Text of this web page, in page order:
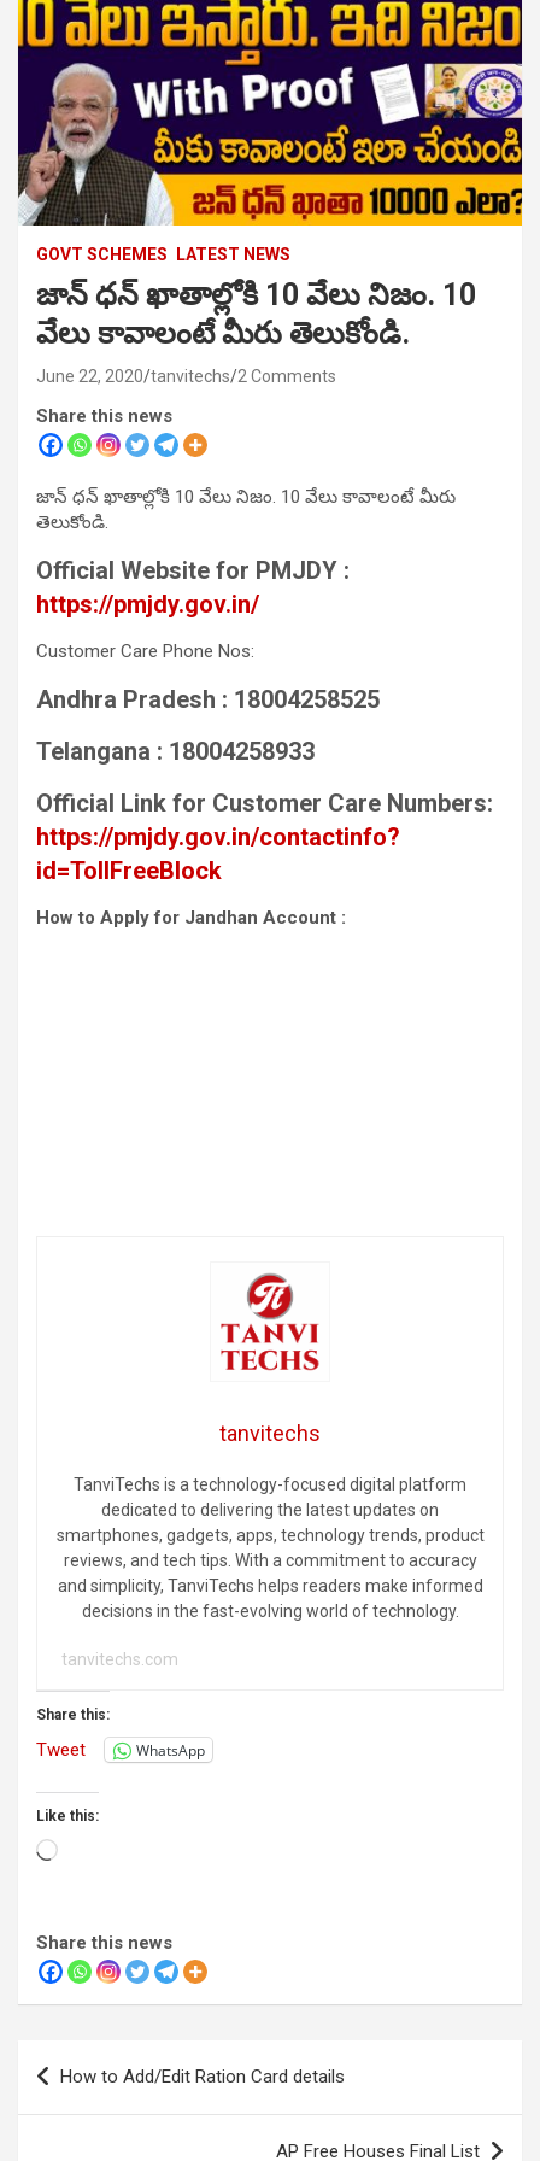
GOVT SCHEMES LATEST NEWS
జాన్ ధన్ ఖాతాల్లోకి 10 వేలు నిజం. 10
వేలు కావాలంటే మీరు తెలుకోండి.
June 22, 2020 tanvitechs 2 Comments
Share this news
జాన్ ధన్ ఖాతాల్లోకి 10 వేలు నిజం. 10 వేలు కావాలంటే మీరు
తెలుకోండి.
Official Website for PMJDY :
https://pmjdy.gov.in/
Customer Care Phone Nos:
Andhra Pradesh : 18004258525
Telangana : 18004258933
Official Link for Customer Care Numbers:
https://pmjdy.gov.in/contactinfo?
id=TollFreeBlock
How to Apply for Jandhan Account :
tanvitechs
TanviTechs is a technology-focused digital platform
dedicated to delivering the latest updates on
smartphones, gadgets, apps, technology trends, product
reviews, and tech tips. With a commitment to accuracy
and simplicity, TanviTechs helps readers make informed
decisions in the fast-evolving world of technology.
tanvitechs.com
Share this:
Tweet WhatsApp
Like this:
Loading…
Share this news
Post
navigation
How to Add/Edit Ration Card details
AP Free Houses Final List